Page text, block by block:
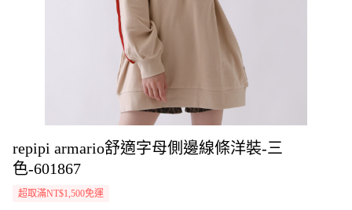
repipi armario舒適字母側邊線條洋裝-三
色-601867
超取滿NT$1,500免運